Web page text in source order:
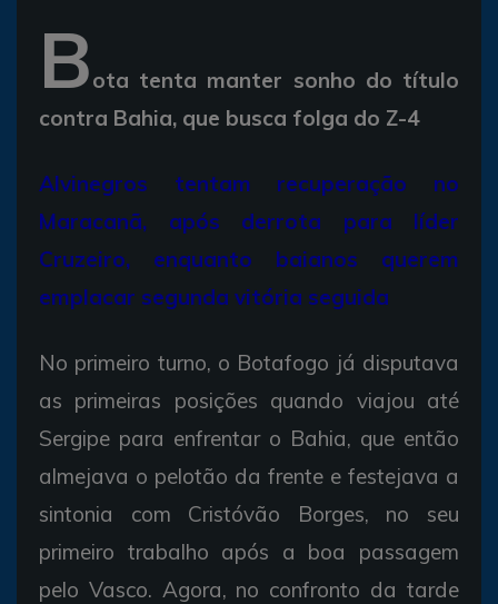
Bota tenta manter sonho do título
contra Bahia, que busca folga do Z-4
Alvinegros tentam recuperação no
Maracanã, após derrota para líder
Cruzeiro, enquanto baianos querem
emplacar segunda vitória seguida
No primeiro turno, o Botafogo já disputava
as primeiras posições quando viajou até
Sergipe para enfrentar o Bahia, que então
almejava o pelotão da frente e festejava a
sintonia com Cristóvão Borges, no seu
primeiro trabalho após a boa passagem
pelo Vasco. Agora, no confronto da tarde